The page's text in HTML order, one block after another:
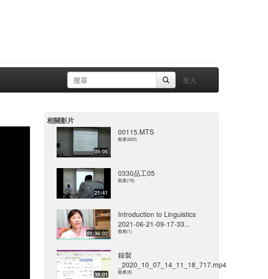
登入
相關影片
05:05
00115.MTS
觀看(600)
21:41
0330品工05
觀看(19)
01:36:02
Introduction to Linguistics
2021-06-21-09-17-33...
觀看(1)
38:01
錄製
_2020_10_07_14_11_18_717.mp4
觀看(8)